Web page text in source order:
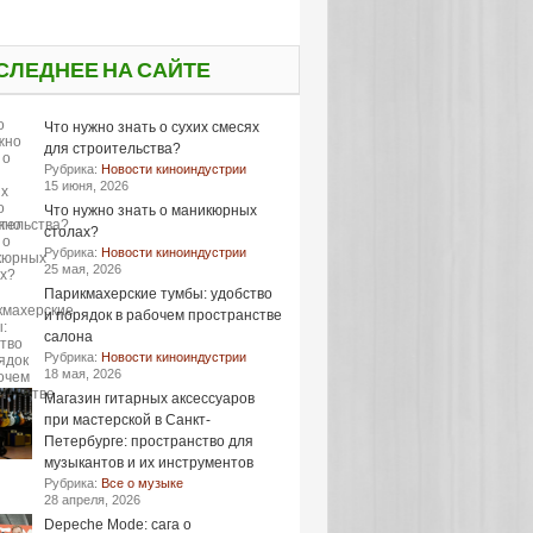
НА САЙТЕ
Что нужно знать о сухих смесях
для строительства?
Рубрика: Новости киноиндустрии
15 июня, 2026
Что нужно знать о маникюрных
столах?
Рубрика: Новости киноиндустрии
25 мая, 2026
Парикмахерские тумбы: удобство
и порядок в рабочем пространстве
салона
Рубрика: Новости киноиндустрии
18 мая, 2026
Магазин гитарных аксессуаров
при мастерской в Санкт-
Петербурге: пространство для
музыкантов и их инструментов
Рубрика: Все о музыке
28 апреля, 2026
Depeche Mode: сага о